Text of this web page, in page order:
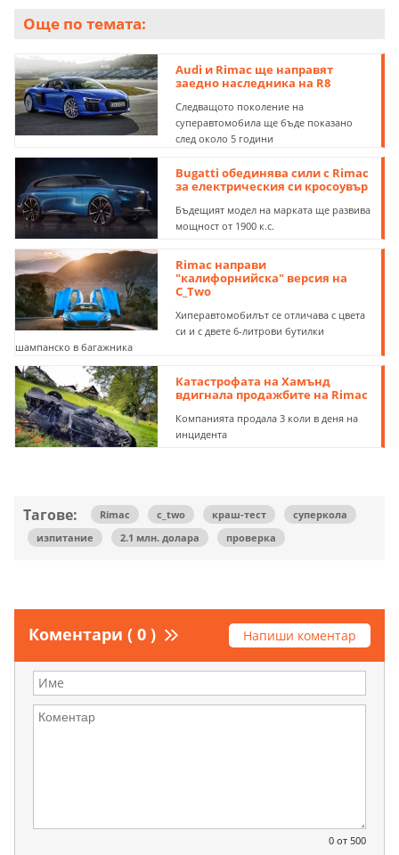
Още по темата:
Audi и Rimac ще направят
заедно наследника на R8
Следващото поколение на
суперавтомобила ще бъде показано
след около 5 години
Bugatti обединява сили с Rimac
за електрическия си кросоувър
Бъдещият модел на марката ще развива
мощност от 1900 к.с.
Rimac направи
"калифорнийска" версия на
C_Two
Хиперавтомобилът се отличава с цвета
си и с двете 6-литрови бутилки
шампанско в багажника
Катастрофата на Хамънд
вдигнала продажбите на Rimac
Компанията продала 3 коли в деня на
инцидента
Тагове: Rimac c_two краш-тест
суперкола
изпитание
2.1 млн. долара проверка
Коментари ( 0 ) Напиши коментар
0 от 500